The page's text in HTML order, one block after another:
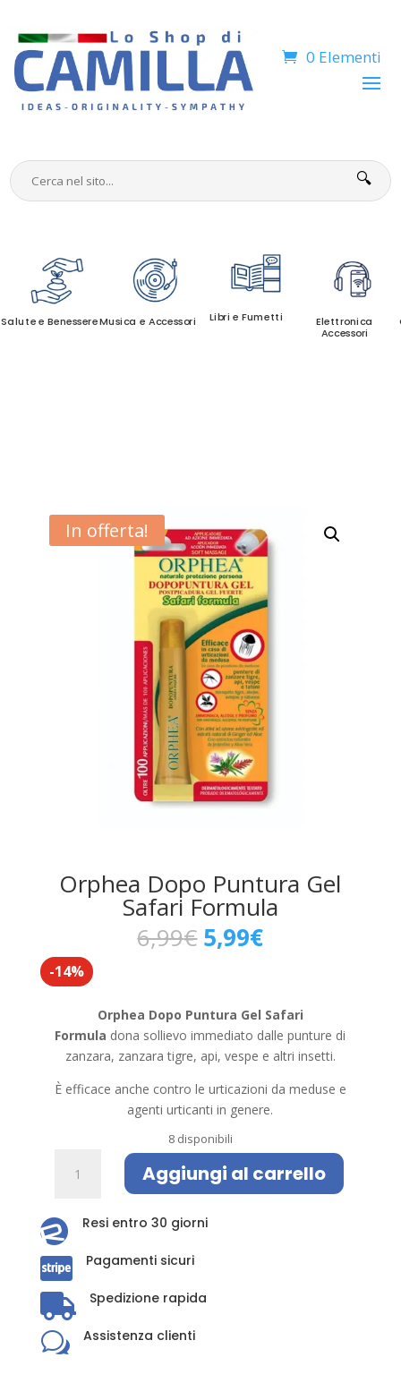
0 Elementi
🔍
Salute e BenessereMusica e Accessori Libri e Fumetti
Elettronica
Accessori
In offerta!
Orphea Dopo Puntura Gel
Safari Formula
6,99€ Il
prezzo
6,99€.
5,99€Il
5,99€.
-14%
Orphea Dopo Puntura Gel Safari
Formula dona sollievo immediato dalle punture di
zanzara, zanzara tigre, api, vespe e altri insetti.
È efficace anche contro le urticazioni da meduse e
agenti urticanti in genere.
8 disponibili
Dopo
Gel
Safari
Formula
quantità
Aggiungi al carrello
 Resi entro 30 giorni
 Pagamenti sicuri
 Spedizione rapida
w Assistenza clienti